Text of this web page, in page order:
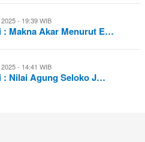
- 19:39 WIB
: Makna Akar Menurut E…
- 14:41 WIB
: Nilai Agung Seloko J…